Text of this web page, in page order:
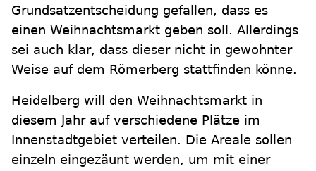
Grundsatzentscheidung gefallen, dass es
einen Weihnachtsmarkt geben soll. Allerdings
sei auch klar, dass dieser nicht in gewohnter
Weise auf dem Römerberg stattfinden könne.
Heidelberg will den Weihnachtsmarkt in
diesem Jahr auf verschiedene Plätze im
Innenstadtgebiet verteilen. Die Areale sollen
einzeln eingezäunt werden, um mit einer